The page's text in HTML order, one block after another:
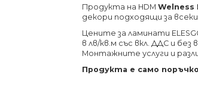
Продукта на HDMWelness
декори подходящи за
Цените за ламинати
в лв/кв.м със вкл. ДДС и
Монтажните услуги и
Продукта е само